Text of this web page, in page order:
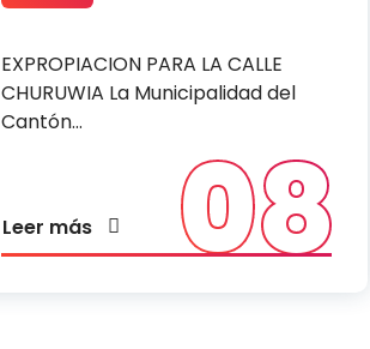
EXPROPIACION PARA LA CALLE
CHURUWIA La Municipalidad del
Cantón…
Leer más 08